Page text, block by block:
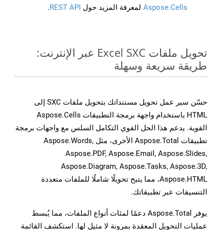
Aspose.Cells لمعرفة المزيد حول REST API
.
تحويل ملفات Excel SXC عبر الإنترنت:
طريقة سريعة وسهلة
حسّن سير عمل تحويل مستنداتك بتحويل ملفات SXC إلى
HTML باستخدام واجهة برمجة التطبيقات Aspose.Cells
القوية. يدعم هذا الحل القوي التكامل السلس مع واجهات برمجة
تطبيقات Aspose.Total الأخرى، مثل Aspose.Words,
Aspose.PDF, Aspose.Email, Aspose.Slides,
Aspose.Diagram, Aspose.Tasks, Aspose.3D,
Aspose.HTML، مما يتيح تحويلًا شاملًا للملفات متعددة
التنسيقات عبر تطبيقاتك.
يوفر Aspose.Total دعمًا لمئات أنواع الملفات، مما يُبسط
عمليات التحويل المعقدة بمرونة لا مثيل لها. استكشف القائمة